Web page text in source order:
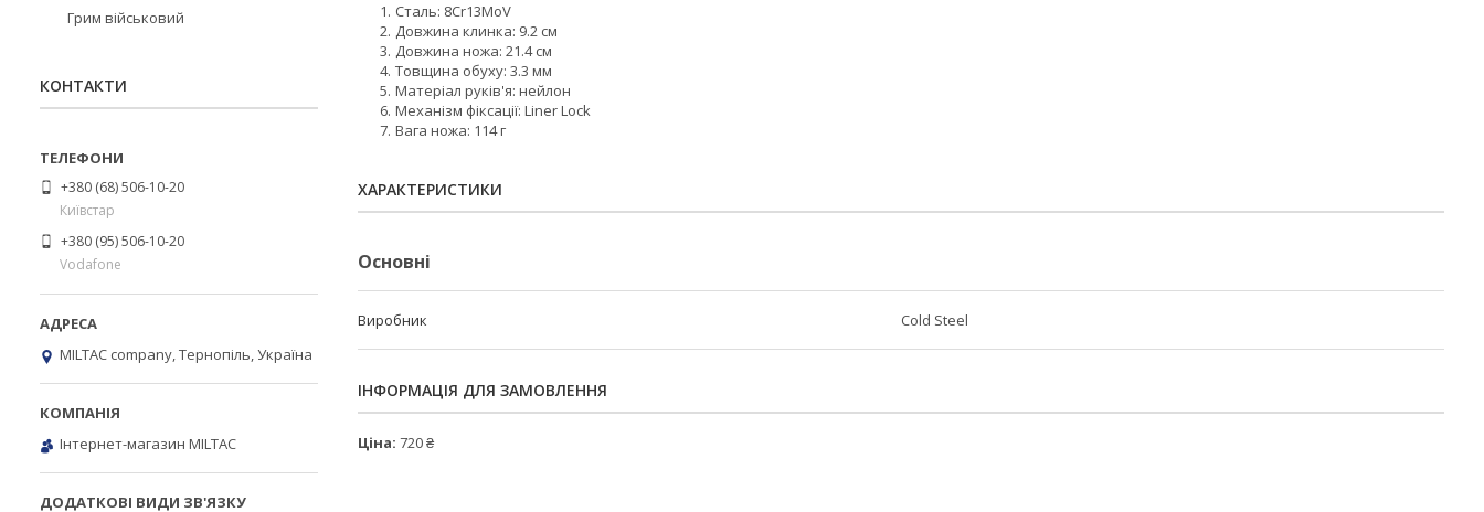
Сталь: 8Cr13MoV
Довжина клинка: 9.2 см
Довжина ножа: 21.4 см
Товщина обуху: 3.3 мм
Матеріал руків'я: нейлон
Механізм фіксації: Liner Lock
Вага ножа: 114 г
ХАРАКТЕРИСТИКИ
Основні
Виробник Cold Steel
ІНФОРМАЦІЯ ДЛЯ ЗАМОВЛЕННЯ
Ціна: 720 ₴
Грим військовий
КОНТАКТИ
+380 (68) 506-10-20
Київстар
+380 (95) 506-10-20
Vodafone
MILTAC company, Тернопіль, Україна
Інтернет-магазин MILTAC